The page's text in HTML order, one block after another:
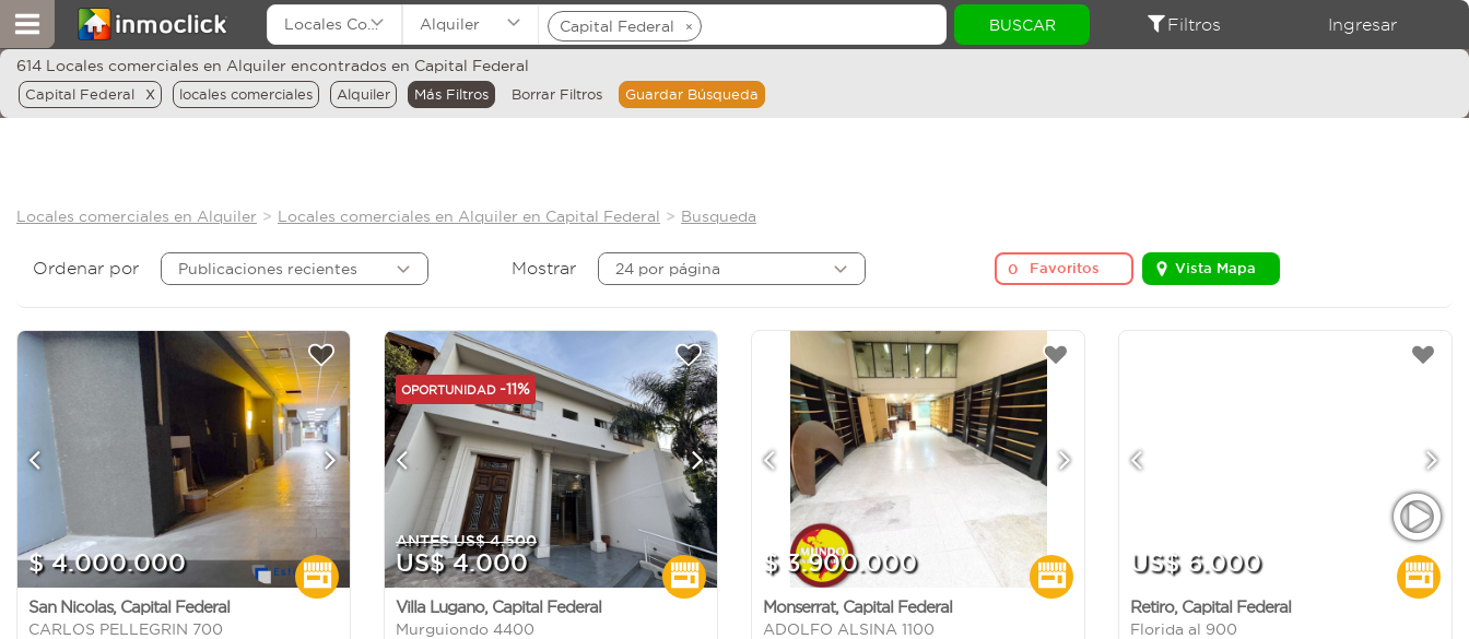
Locales ComercialesAlquiler Capital Federal × Filtros Ingresar
614 Locales comerciales en Alquiler encontrados en Capital Federal
Capital Federal x locales comerciales Alquiler Más Filtros Borrar Filtros Guardar Búsqueda
Locales comerciales en Alquiler Locales comerciales en Alquiler en Capital Federal Busqueda
Ordenar por Publicaciones recientes Mostrar 24 por página 0 Favoritos Vista Mapa
$ 4.000.000
San Nicolas, Capital Federal
CARLOS PELLEGRIN 700
OPORTUNIDAD -11%
ANTES US$ 4.500
US$ 4.000
Villa Lugano, Capital Federal
Murguiondo 4400
$ 3.900.000
Monserrat, Capital Federal
ADOLFO ALSINA 1100
US$ 6.000
Retiro, Capital Federal
Florida al 900